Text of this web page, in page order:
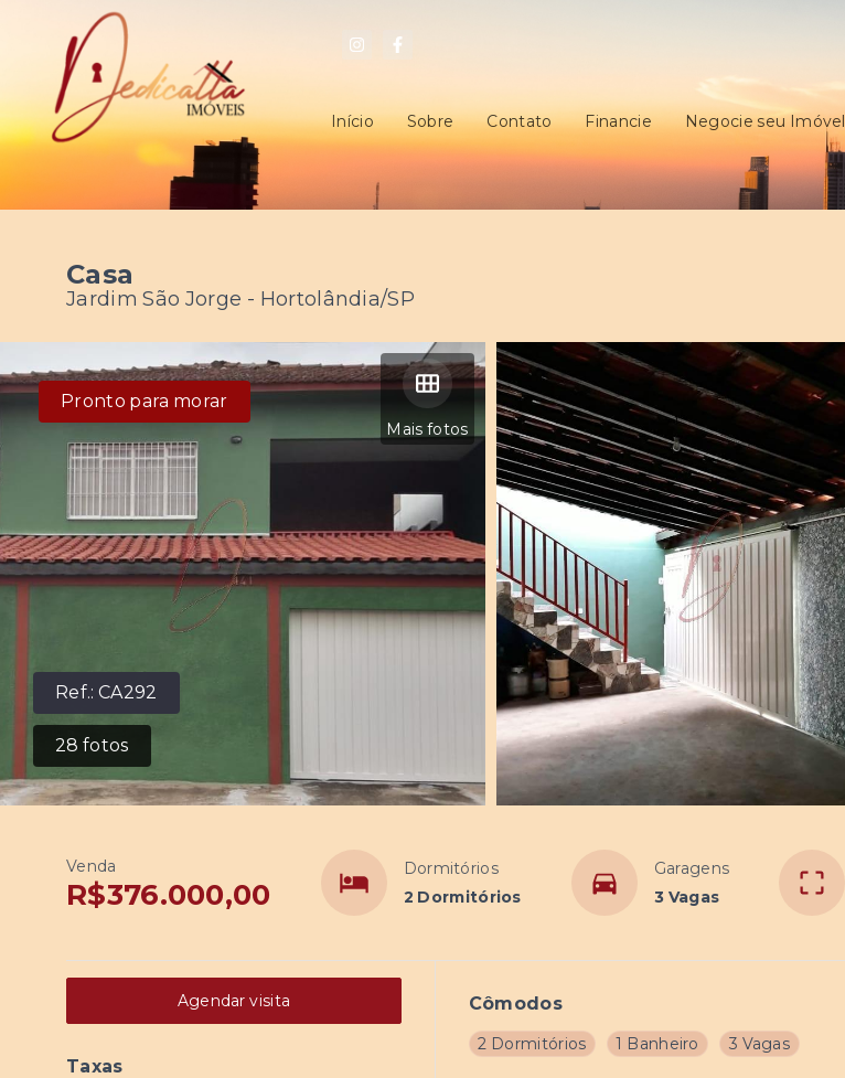
Início Sobre Contato Financie Negocie seu Imóvel
Casa
Jardim São Jorge - Hortolândia/SP
Ref.:CA292
28 fotos
Mais fotos
Pronto para morar
Venda
R$376.000,00
Dormitórios
2 Dormitórios
Garagens
3 Vagas
Cômodos
2 Dormitórios 1 Banheiro 3 Vagas
Agendar visita
Taxas